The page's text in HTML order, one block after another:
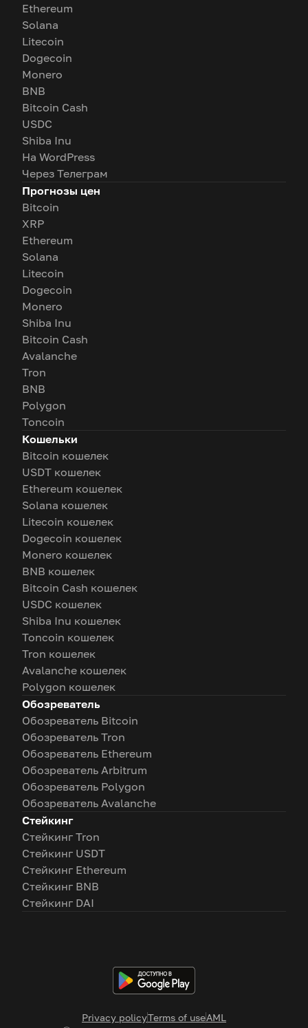
Privacy policyTerms of useAML
Ethereum
Solana
Litecoin
Dogecoin
Monero
BNB
Bitcoin Cash
USDC
Shiba Inu
На WordPress
Через Телеграм
Прогнозы цен
Bitcoin
XRP
Ethereum
Solana
Litecoin
Dogecoin
Monero
Shiba Inu
Bitcoin Cash
Avalanche
Tron
BNB
Polygon
Toncoin
Кошельки
Bitcoin кошелек
USDT кошелек
Ethereum кошелек
Solana кошелек
Litecoin кошелек
Dogecoin кошелек
Monero кошелек
BNB кошелек
Bitcoin Cash кошелек
USDC кошелек
Shiba Inu кошелек
Toncoin кошелек
Tron кошелек
Avalanche кошелек
Polygon кошелек
Обозреватель
Обозреватель Bitcoin
Обозреватель Tron
Обозреватель Ethereum
Обозреватель Arbitrum
Обозреватель Polygon
Обозреватель Avalanche
Стейкинг
Стейкинг Tron
Стейкинг USDT
Стейкинг Ethereum
Стейкинг BNB
Стейкинг DAI